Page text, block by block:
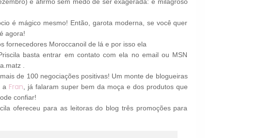
é mágico mesmo! Então, garota moderna, se você quer
agora!
fornecedores Moroccanoil de lá e por isso ela
basta entrar em contato com ela no email ou MSN
.
de 100 negociações positivas! Um monte de blogueiras
Fran , já falaram super bem da moça e dos produtos que
confiar!
ofereceu para as leitoras do blog três promoções para